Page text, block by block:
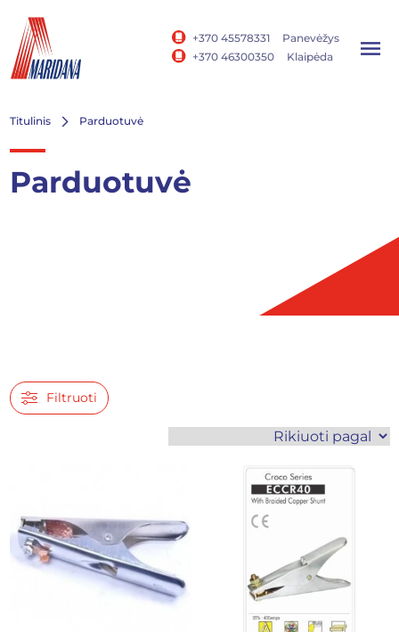
+370 45578331
Panevėžys
+370 46300350
Klaipėda
Titulinis Parduotuvė
Parduotuvė
Filtruoti